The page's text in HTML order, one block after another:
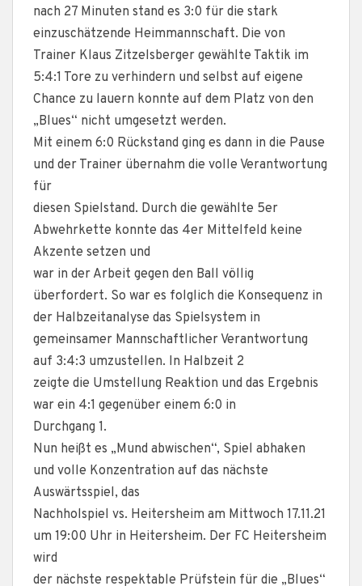
nach 27 Minuten stand es 3:0 für die stark
einzuschätzende Heimmannschaft. Die von
Trainer Klaus Zitzelsberger gewählte Taktik im
5:4:1 Tore zu verhindern und selbst auf eigene
Chance zu lauern konnte auf dem Platz von den
„Blues“ nicht umgesetzt werden.
Mit einem 6:0 Rückstand ging es dann in die Pause
und der Trainer übernahm die volle Verantwortung
für
diesen Spielstand. Durch die gewählte 5er
Abwehrkette konnte das 4er Mittelfeld keine
Akzente setzen und
war in der Arbeit gegen den Ball völlig
überfordert. So war es folglich die Konsequenz in
der Halbzeitanalyse das Spielsystem in
gemeinsamer Mannschaftlicher Verantwortung
auf 3:4:3 umzustellen. In Halbzeit 2
zeigte die Umstellung Reaktion und das Ergebnis
war ein 4:1 gegenüber einem 6:0 in
Durchgang 1.
Nun heißt es „Mund abwischen“, Spiel abhaken
und volle Konzentration auf das nächste
Auswärtsspiel, das
Nachholspiel vs. Heitersheim am Mittwoch 17.11.21
um 19:00 Uhr in Heitersheim. Der FC Heitersheim
wird
der nächste respektable Prüfstein für die „Blues“